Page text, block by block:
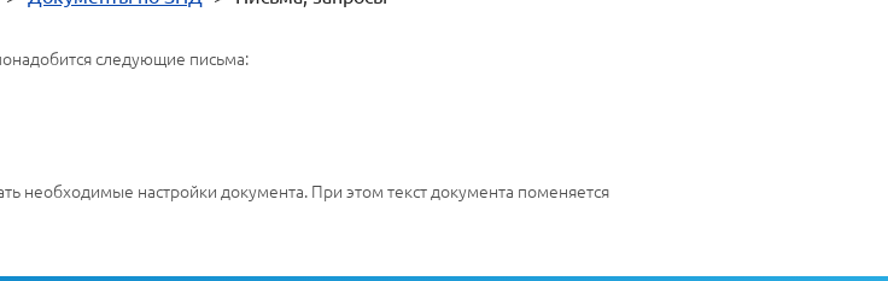
следующие письма:
необходимые настройки документа. При этом текст документа поменяется